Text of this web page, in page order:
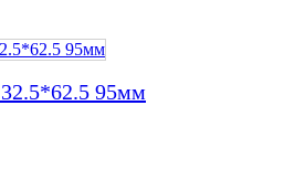
95мм